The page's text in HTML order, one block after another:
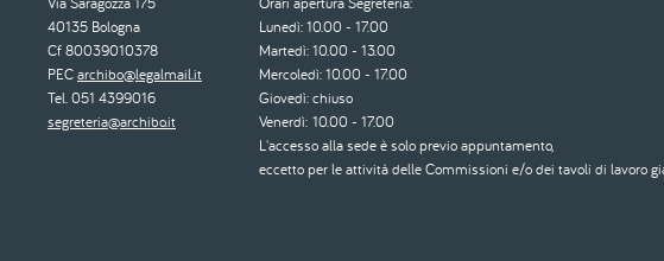
40135 Bologna
Cf 80039010378
PECarchibo@legalmail.it
Tel. 051 4399016
segreteria@archibo.it
Lunedì: 10.00 - 17.00
Martedì: 10.00 - 13.00
Mercoledì: 10.00 - 17.00
Giovedì: chiuso
Venerdì: 10.00 - 17.00
L'accesso alla sede è solo previo appuntamento,
eccetto per le attività delle Commissioni e/o dei tavoli di lavoro